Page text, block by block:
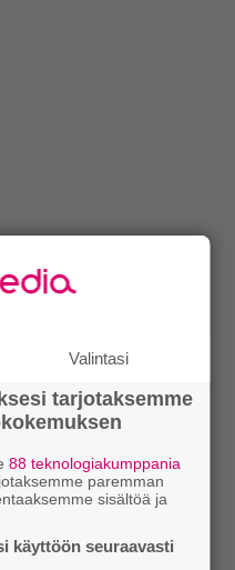
Valintasi
tarjotaksemme
88 teknologiakumppania
paremman
sisältöä ja
käyttöön seuraavasti